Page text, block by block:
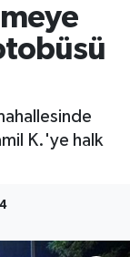
K.'ye halk